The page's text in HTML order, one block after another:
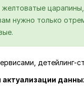
нужно только
детейлинг-